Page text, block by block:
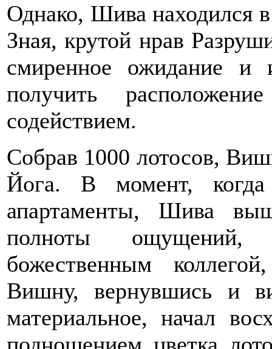
Однако, Шива находился
Зная, крутой нрав
смиренное ожидание и
получить
содействием.
Собрав 1000 лотосов,
Йога. В момент,
апартаменты, Шива
полноты
божественным
Вишну, вернувшись и
материальное, начал